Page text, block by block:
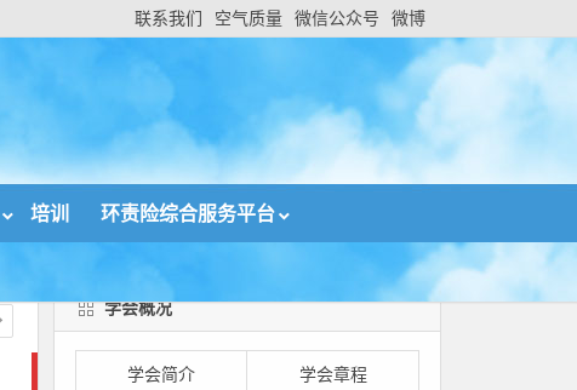
联系我们 空气质量 微信公众号 微博
培训 环责险综合服务平台
学会概况
学会简介 学会章程